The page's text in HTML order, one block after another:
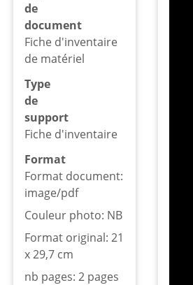
de
document
Fiche d'inventaire
de matériel
Type
de
support
Fiche d'inventaire
Format
Format document:
image/pdf
Couleur photo: NB
Format original: 21
x 29,7 cm
nb pages: 2 pages